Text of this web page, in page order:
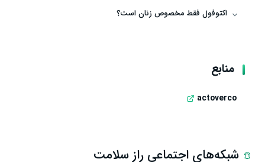
اکتوفول فقط مخصوص زنان است؟
منابع
actoverco
شبکه‌های اجتماعی راز سلامت